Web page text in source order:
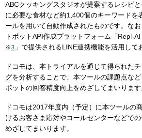
ABCクッキングスタジオが提案するレシピ
に必要な食材など約1,400個のキーワードを
ールを用いて自動作成されたものです。な
トボットAPI作成プラットフォーム「Repl-AI
※3 」で提供されるLINE連携機能を活用して
ドコモは、本トライアルを通じて得られた
グを分析することで、本ツールの課題点な
ボットの回答精度向上をめざしてまいります
ドコモは2017年度内（予定）に本ツールの
けるお客さま応対やコールセンターなどで
めざしてまいります。